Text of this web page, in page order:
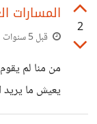
القدر ) في
العنصر
تحت العين
سنجد أن
2
المسارات
قبل 5 سنوات
من منا لم
يعيش ما
حالة من